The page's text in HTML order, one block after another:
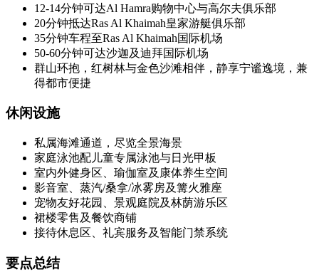
12-14分钟可达Al Hamra购物中心与高尔夫俱乐部
20分钟抵达Ras Al Khaimah皇家游艇俱乐部
35分钟车程至Ras Al Khaimah国际机场
50-60分钟可达沙迦及迪拜国际机场
群山环抱，红树林与金色沙滩相伴，静享宁谧逸境，兼
得都市便捷
休闲设施
私属海滩通道，尽览全景海景
家庭泳池配儿童专属泳池与日光甲板
室内外健身区、瑜伽室及康体养生空间
影音室、蒸汽/桑拿/冰雾房及篝火雅座
宠物友好花园、景观庭院及林荫游乐区
裙楼零售及餐饮商铺
接待休息区、礼宾服务及智能门禁系统
要点总结